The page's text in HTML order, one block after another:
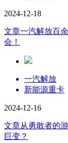
2024-12-18
文章一汽解放百
会！
一汽解放
新能源重卡
2024-12-16
文章从勇敢者的
巨变？